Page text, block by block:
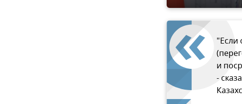
"Если
и
-